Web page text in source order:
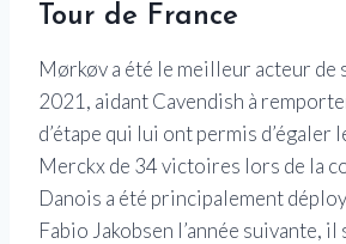
Tour de France
Mørkøv a été le meilleur acteur de
2021, aidant Cavendish à
d’étape qui lui ont permis d’égaler
Merckx de 34 victoires lors de la
Danois a été principalement
Fabio Jakobsen l’année suivante, il